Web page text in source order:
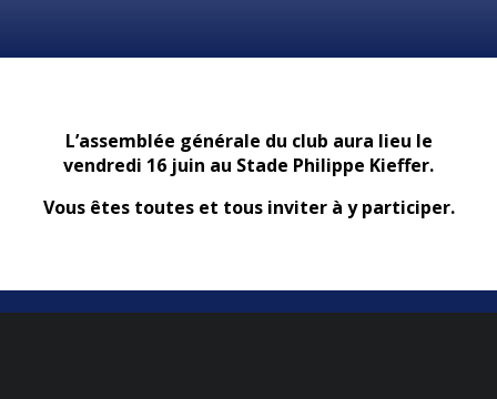
L’assemblée générale du club aura lieu le
vendredi 16 juin au Stade Philippe Kieffer.
Vous êtes toutes et tous inviter à y participer.